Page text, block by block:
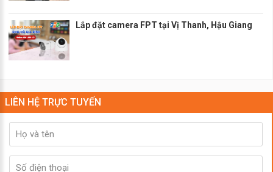
Lắp đặt camera FPT tại Vị Thanh, Hậu Giang
LIÊN HỆ TRỰC TUYẾN